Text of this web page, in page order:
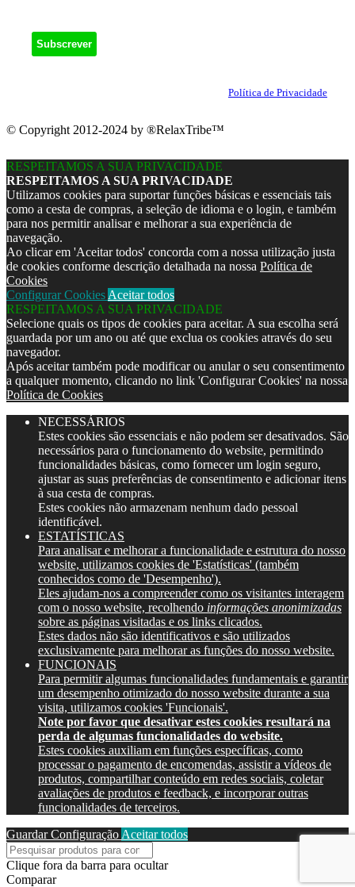
Política de Privacidade
© Copyright 2012-2024 by ®RelaxTribe™
RESPEITAMOS A SUA PRIVACIDADE
RESPEITAMOS A SUA PRIVACIDADE
Utilizamos cookies para suportar funções básicas e essenciais tais
como a cesta de compras, a seleção de idioma e o login, e também
para nos permitir analisar e melhorar a sua experiência de
navegação.
Ao clicar em 'Aceitar todos' concorda com a nossa utilização justa
de cookies conforme descrição detalhada na nossa Política de
Cookies
Configurar CookiesAceitar todos
RESPEITAMOS A SUA PRIVACIDADE
Selecione quais os tipos de cookies para aceitar. A sua escolha será
guardada por um ano ou até que exclua os cookies através do seu
navegador.
Após aceitar também pode modificar ou anular o seu consentimento
a qualquer momento, clicando no link 'Configurar Cookies' na nossa
Política de Cookies
NECESSÁRIOS
Estes cookies são essenciais e não podem ser desativados. São
necessários para o funcionamento do website, permitindo
funcionalidades básicas, como fornecer um login seguro,
ajustar as suas preferências de consentimento e adicionar itens
à sua cesta de compras.
Estes cookies não armazenam nenhum dado pessoal
identificável.
ESTATÍSTICAS
Para analisar e melhorar a funcionalidade e estrutura do nosso
website, utilizamos cookies de 'Estatísticas' (também
conhecidos como de 'Desempenho').
Eles ajudam-nos a compreender como os visitantes interagem
com o nosso website, recolhendo informações anonimizadas
sobre as páginas visitadas e os links clicados.
Estes dados não são identificativos e são utilizados
exclusivamente para melhorar as funções do nosso website.
FUNCIONAIS
Para permitir algumas funcionalidades fundamentais e garantir
um desempenho otimizado do nosso website durante a sua
visita, utilizamos cookies 'Funcionais'.
Note por favor que desativar estes cookies resultará na
perda de algumas funcionalidades do website.
Estes cookies auxiliam em funções específicas, como
processar o pagamento de encomendas, assistir a vídeos de
produtos, compartilhar conteúdo em redes sociais, coletar
avaliações de produtos e feedback, e incorporar outras
funcionalidades de terceiros.
Guardar ConfiguraçãoAceitar todos
Clique fora da barra para ocultar
Comparar